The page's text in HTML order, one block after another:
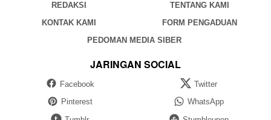
REDAKSI
TENTANG KAMI
KONTAK KAMI
FORM PENGADUAN
PEDOMAN MEDIA SIBER
JARINGAN SOCIAL
Facebook
Twitter
Pinterest
WhatsApp